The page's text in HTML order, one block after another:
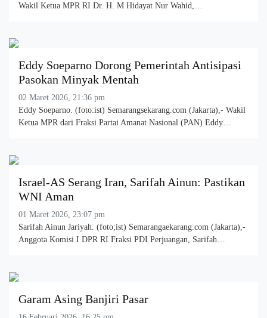
Wakil Ketua MPR RI Dr. H. M Hidayat Nur Wahid,…
Eddy Soeparno Dorong Pemerintah Antisipasi
Pasokan Minyak Mentah
02 Maret 2026, 21:36 pm
Eddy Soeparno. (foto:ist) Semarangsekarang.com (Jakarta),- Wakil
Ketua MPR dari Fraksi Partai Amanat Nasional (PAN) Eddy…
Israel-AS Serang Iran, Sarifah Ainun: Pastikan
WNI Aman
01 Maret 2026, 23:07 pm
Sarifah Ainun Jariyah. (foto;ist) Semarangaekarang.com (Jakarta),-
Anggota Komisi I DPR RI Fraksi PDI Perjuangan, Sarifah…
Garam Asing Banjiri Pasar